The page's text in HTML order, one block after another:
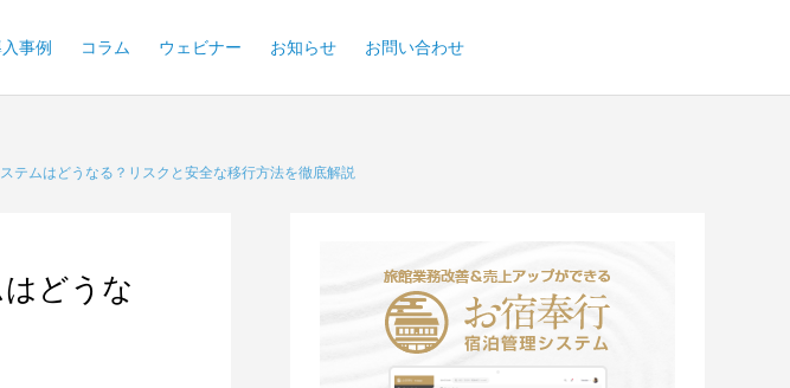
事例 コラム ウェビナー お知らせ お問い合わせ
テムはどうなる？リスクと安全な移行方法を徹底解説
どうな